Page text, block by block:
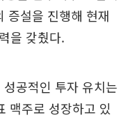
증설을 진행해 현재
을 갖췄다.
공적인 투자 유치는
맥주로 성장하고 있